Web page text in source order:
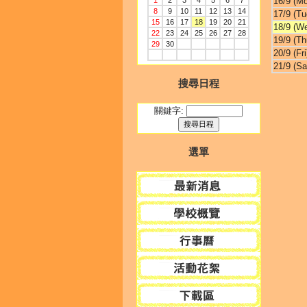
8
9 10 11 12 13
14
15
16 17 18 19 20
21
22
23 24 25 26 27
28
29
30
搜尋日程
關鍵字:
選單
17/9
18/9
19/9
20/9
21/9